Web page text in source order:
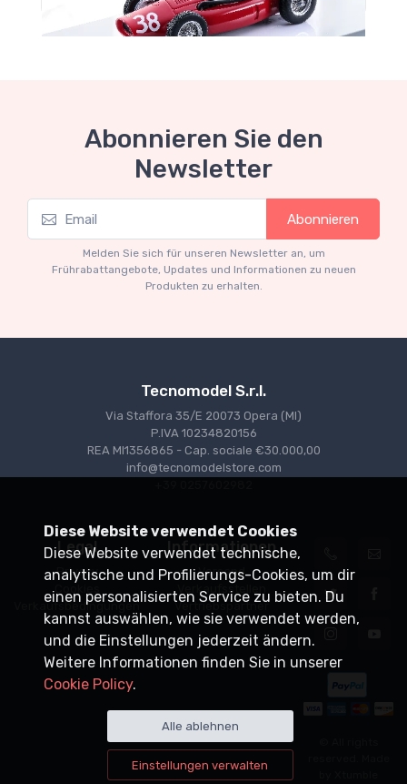
Mythos Collection 1-43
TM43-22B Ferrari 553 Squalo 1954 Winner
€94.05 €99.00
Abonnieren Sie den
Newsletter
Abonnieren
Melden Sie sich für unseren Newsletter an, um
Frührabattangebote, Updates und Informationen zu neuen
Produkten zu erhalten.
Tecnomodel S.r.l.
Via Staffora 35/E 20073 Opera (MI)
P.IVA 10234820156
REA MI1356865 - Cap. sociale €30.000,00
info@tecnomodelstore.com
Legal
Privacy
Cookies
Verkaufsbedingungen
Informationen
Versand
Verkaufsstellen
Vertriebspartner
Diese Website verwendet Cookies
Diese Website verwendet technische,
analytische und Profilierungs-Cookies, um dir
einen personalisierten Service zu bieten. Du
kannst auswählen, wie sie verwendet werden,
und die Einstellungen jederzeit ändern.
Weitere Informationen finden Sie in unserer
Cookie Policy.
Alle ablehnen
Einstellungen verwalten